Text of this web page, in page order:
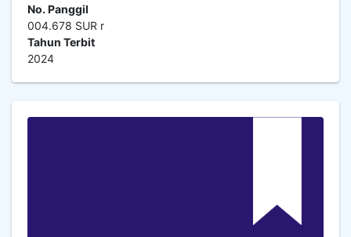
No. Panggil
004.678 SUR r
Tahun Terbit
2024